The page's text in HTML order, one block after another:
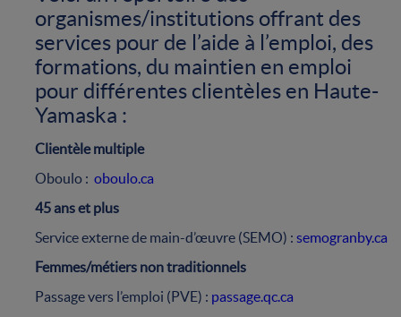
organismes/institutions offrant des
services pour de l’aide à l’emploi, des
formations, du maintien en emploi
pour différentes clientèles en Haute-
Yamaska :
Clientèle multiple
Oboulo :oboulo.ca
45 ans et plus
Service externe de main-d’œuvre (SEMO) :semogranby.ca
Femmes/métiers non traditionnels
Passage vers l’emploi (PVE) : passage.qc.ca